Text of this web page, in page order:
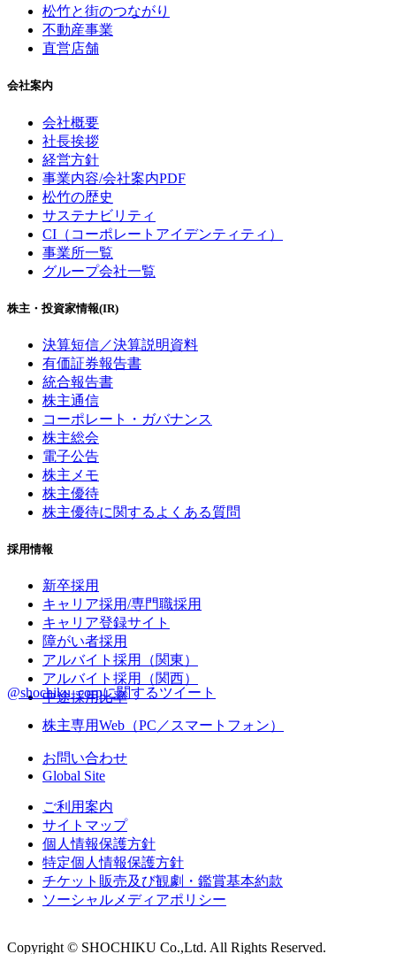
松竹と街のつながり
不動産事業
直営店舗
会社案内
会社概要
社長挨拶
経営方針
事業内容/会社案内PDF
松竹の歴史
サステナビリティ
CI（コーポレートアイデンティティ）
事業所一覧
グループ会社一覧
株主・投資家情報(IR)
決算短信／決算説明資料
有価証券報告書
統合報告書
株主通信
コーポレート・ガバナンス
株主総会
電子公告
株主メモ
株主優待
株主優待に関するよくある質問
採用情報
新卒採用
キャリア採用/専門職採用
キャリア登録サイト
障がい者採用
アルバイト採用（関東）
アルバイト採用（関西）
中途採用比率
@shochiku_corpに関するツイート
株主専用Web（PC／スマートフォン）
お問い合わせ
Global Site
ご利用案内
サイトマップ
個人情報保護方針
特定個人情報保護方針
チケット販売及び観劇・鑑賞基本約款
ソーシャルメディアポリシー
Copyright © SHOCHIKU Co.,Ltd. All Rights Reserved.